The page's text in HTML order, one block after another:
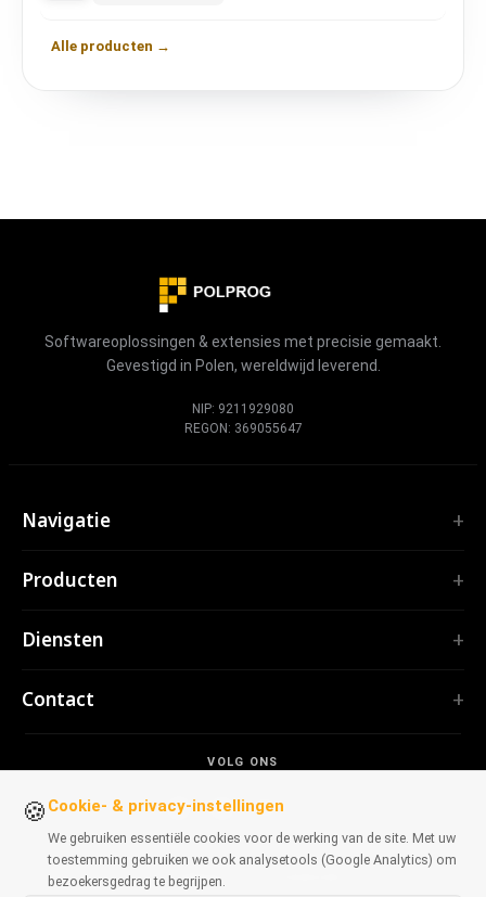
Alle producten →
Softwareoplossingen & extensies met precisie gemaakt.
Gevestigd in Polen, wereldwijd leverend.
NIP: 9211929080
REGON: 369055647
VOLG ONS
BESCHIKBAAR VOOR BROWSERS
Navigatie
Diensten
AI-tools
Frontend
Ontwikkeltools
Producten
TubePilot
Alle extensies →
Alle tools →
WEBSITES
CosmoLapse
Diensten
Webapplicaties
Browserextensies
IT-advies
Legacy-portfolio
Contact
Warschau, Polen
🍪 Cookie- & privacy-instellingen
We gebruiken essentiële cookies voor de werking van de site. Met uw
toestemming gebruiken we ook analysetools (Google Analytics) om
bezoekersgedrag te begrijpen.